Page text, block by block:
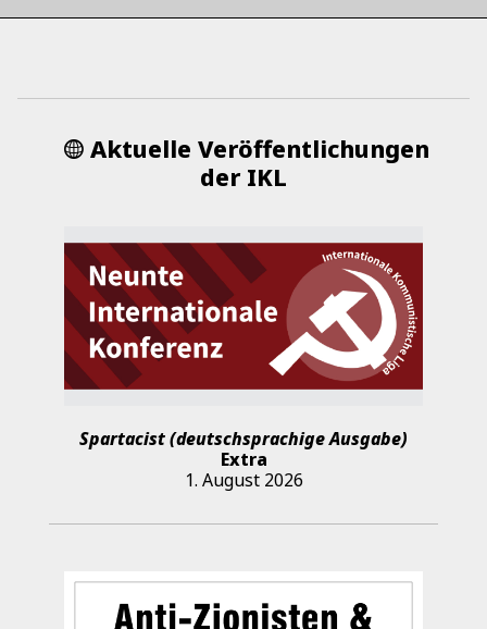
Aktuelle Veröffentlichungen
der IKL
Spartacist (deutschsprachige Ausgabe)
Extra
1. August 2026